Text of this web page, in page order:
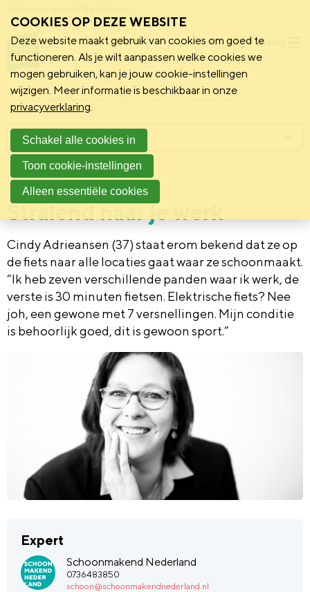
Menu
Schoonmakend Nederland
Achtergrond 11 juni 2023
Stralend naar je werk
Cindy Adrieansen (37) staat erom bekend dat ze op
de fiets naar alle locaties gaat waar ze schoonmaakt.
“Ik heb zeven verschillende panden waar ik werk, de
verste is 30 minuten fietsen. Elektrische fiets? Nee
joh, een gewone met 7 versnellingen. Mijn conditie
is behoorlijk goed, dit is gewoon sport.”
Expert
Schoonmakend Nederland
0736483850
schoon@schoonmakendnederland.nl
Menu
COOKIES OP DEZE WEBSITE
Deze website maakt gebruik van cookies om goed te
functioneren. Als je wilt aanpassen welke cookies we
mogen gebruiken, kan je jouw cookie-instellingen
wijzigen. Meer informatie is beschikbaar in onze
privacyverklaring.
Schakel alle cookies in
Toon cookie-instellingen
Alleen essentiële cookies